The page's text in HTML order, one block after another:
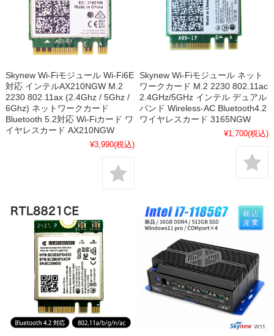
Skynew Wi-Fiモジュール Wi-Fi6E
対応 インテルAX210NGW M.2
2230 802.11ax (2.4Ghz / 5Ghz /
6Ghz) ネットワークカード
Bluetooth 5.2対応 Wi-Fiカード ワ
イヤレスカード AX210NGW
¥3,990(税込)
Skynew Wi-Fiモジュール ネット
ワークカード M.2 2230 802.11ac
2.4GHz/5GHz インテル デュアル
バンド Wireless-AC Bluetooth4.2
ワイヤレスカード 3165NGW
¥1,700(税込)